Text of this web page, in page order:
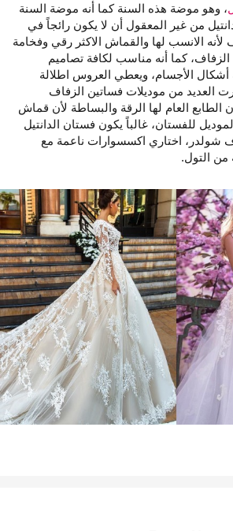
، وهو موضة هذه السنة كما أنه موضة السنة
من غير المعقول أن لا يكون رائجاً في
الانسب لها والقماش الاكثر رقي وفخامة
كما أنه مناسب لكافة تصاميم
أشكال الأجسام، ويعطي العروس اطلالة
العديد من موديلات فساتين الزفاف
الطابع العام لها الرقة والبساطة لأن قماش
للفستان، غالباً يكون فستان الدانتيل
شولدر، اختاري اكسسوارات ناعمة مع
التول.